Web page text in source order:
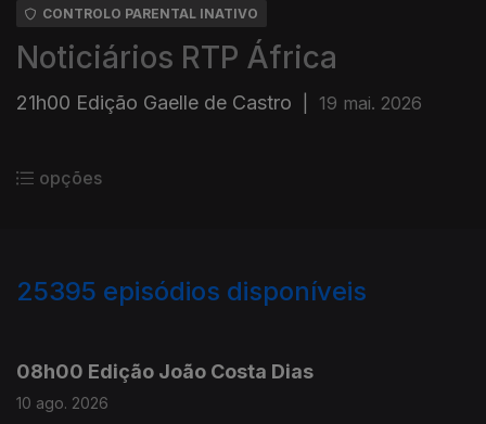
CONTROLO PARENTAL INATIVO
Noticiários RTP África
21h00 Edição Gaelle de Castro 19 mai. 2026
opções
25395 episódios disponíveis
08h00 Edição João Costa Dias
10 ago. 2026